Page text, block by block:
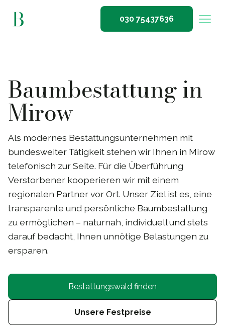
030 75437636
Baumbestattung in
Mirow
Als modernes Bestattungsunternehmen mit
bundesweiter Tätigkeit stehen wir Ihnen in Mirow
telefonisch zur Seite. Für die Überführung
Verstorbener kooperieren wir mit einem
regionalen Partner vor Ort. Unser Ziel ist es, eine
transparente und persönliche Baumbestattung
zu ermöglichen – naturnah, individuell und stets
darauf bedacht, Ihnen unnötige Belastungen zu
ersparen.
Bestattungswald finden
Unsere Festpreise